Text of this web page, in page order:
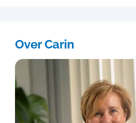
Over Carin